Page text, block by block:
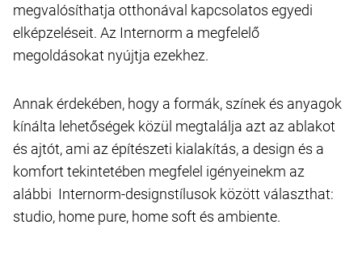
megvalósíthatja otthonával kapcsolatos egyedi
elképzeléseit. Az Internorm a megfelelő
megoldásokat nyújtja ezekhez.
Annak érdekében, hogy a formák, színek és anyagok
kínálta lehetőségek közül megtalálja azt az ablakot
és ajtót, ami az építészeti kialakítás, a design és a
komfort tekintetében megfelel igényeinekm az
alábbi Internorm-designstílusok között választhat:
studio, home pure, home soft és ambiente.